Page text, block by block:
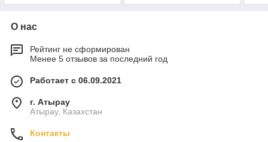
О нас
Рейтинг не сформирован
Менее 5 отзывов за последний год
Работает с 06.09.2021
г. Атырау
Атырау, Казахстан
Контакты